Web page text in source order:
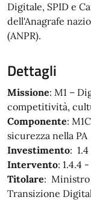
Digitale, SPID e
dell'Anagrafe
(ANPR).
Dettagli
Missione: M1 –
competitività,
Componente:
sicurezza nella PA
Investimento:
Intervento: 1.4.4
Titolare: Ministro
Transizione